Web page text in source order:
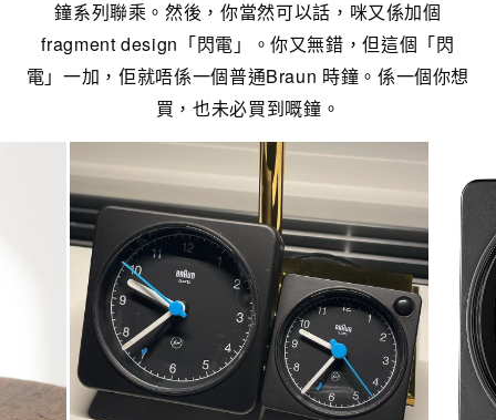
鐘系列聯乘。然後，你當然可以話，咪又係加個
fragment design「閃電」。你又無錯，但這個「閃
電」一加，佢就唔係一個普通Braun 時鐘。係一個你想
買，也未必買到嘅鐘。